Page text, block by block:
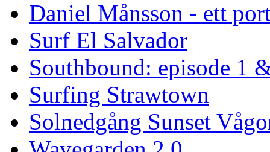
Daniel Månsson - ett
Surf El Salvador
Southbound: episode 1
Surfing Strawtown
Solnedgång Sunset